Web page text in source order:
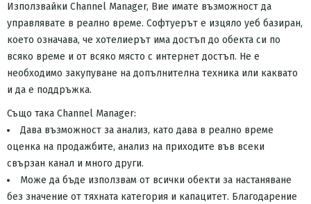
Използвайки Channel Manager, Вие имате възможност да
управлявате в реално време. Софтуерът е изцяло уеб базиран,
което означава, че хотелиерът има достъп до обекта си по
всяко време и от всяко място с интернет достъп. Не е
необходимо закупуване на допълнителна техника или каквато
и да е поддръжка.
Също така Channel Manager:
Дава възможност за анализ, като дава в реално време
оценка на продажбите, анализ на приходите във всеки
свързан канал и много други.
Може да бъде използвам от всички обекти за настаняване
без значение от тяхната категория и капацитет. Благодарение